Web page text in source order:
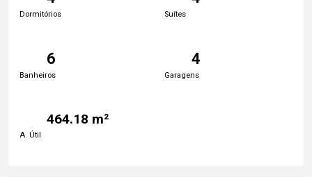
Dormitórios Suítes
6
Banheiros
4
Garagens
464.18 m²
A. Útil